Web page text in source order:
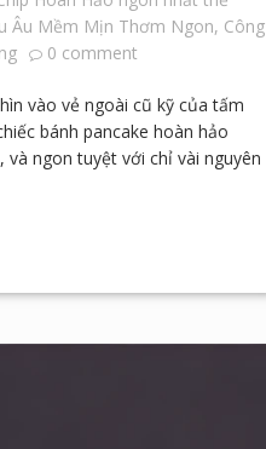
Âu Mềm Mịn Thơm Ngon, Công
0 comment
vào vẻ ngoài cũ kỹ của tấm
bánh pancake hoàn hảo
ngon tuyệt với chỉ vài nguyên